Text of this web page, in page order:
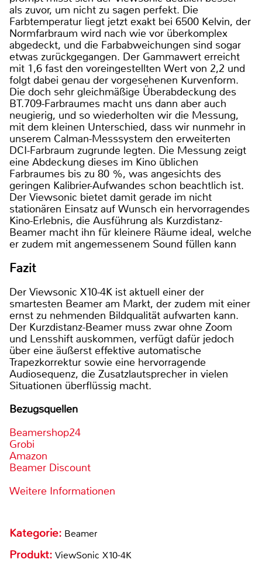
als zuvor, um nicht zu sagen perfekt. Die
Farbtemperatur liegt jetzt exakt bei 6500 Kelvin, der
Normfarbraum wird nach wie vor überkomplex
abgedeckt, und die Farbabweichungen sind sogar
etwas zurückgegangen. Der Gammawert erreicht
mit 1,6 fast den voreingestellten Wert von 2,2 und
folgt dabei genau der vorgesehenen Kurvenform.
Die doch sehr gleichmäßige Überabdeckung des
BT.709-Farbraumes macht uns dann aber auch
neugierig, und so wiederholten wir die Messung,
mit dem kleinen Unterschied, dass wir nunmehr in
unserem Calman-Messsystem den erweiterten
DCI-Farbraum zugrunde legten. Die Messung zeigt
eine Abdeckung dieses im Kino üblichen
Farbraumes bis zu 80 %, was angesichts des
geringen Kalibrier-Aufwandes schon beachtlich ist.
Der Viewsonic bietet damit gerade im nicht
stationären Einsatz auf Wunsch ein hervorragendes
Kino-Erlebnis, die Ausführung als Kurzdistanz-
Beamer macht ihn für kleinere Räume ideal, welche
er zudem mit angemessenem Sound füllen kann
Fazit
Der Viewsonic X10-4K ist aktuell einer der
smartesten Beamer am Markt, der zudem mit einer
ernst zu nehmenden Bildqualität aufwarten kann.
Der Kurzdistanz-Beamer muss zwar ohne Zoom
und Lensshift auskommen, verfügt dafür jedoch
über eine äußerst effektive automatische
Trapezkorrektur sowie eine hervorragende
Audiosequenz, die Zusatzlautsprecher in vielen
Situationen überflüssig macht.
Bezugsquellen
Beamershop24
Grobi
Amazon
Beamer Discount
Weitere Informationen
Kategorie: Beamer
Produkt: ViewSonic X10-4K